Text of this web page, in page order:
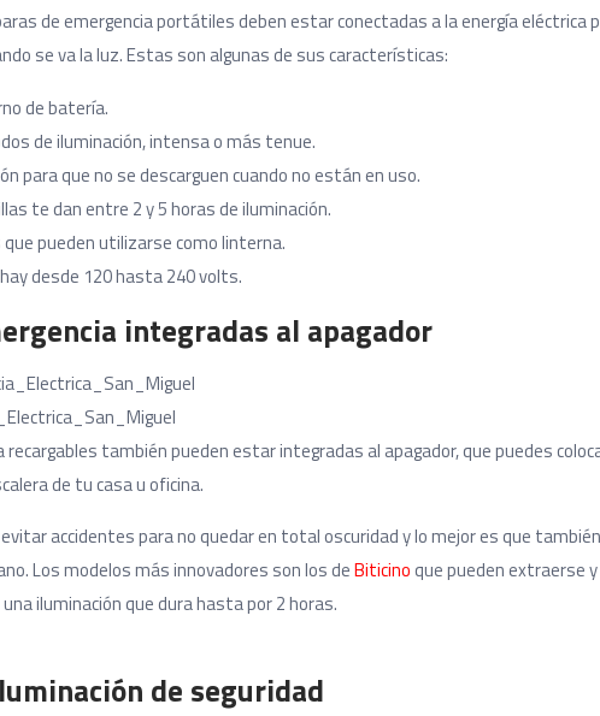
de emergencia portátiles deben estar conectadas a la energía eléctrica
se va la luz. Estas son algunas de sus características:
de batería.
de iluminación, intensa o más tenue.
para que no se descarguen cuando no están en uso.
te dan entre 2 y 5 horas de iluminación.
pueden utilizarse como linterna.
desde 120 hasta 240 volts.
integradas al apagador
también pueden estar integradas al apagador, que puedes
de tu casa u oficina.
accidentes para no quedar en total oscuridad y lo mejor es que también
Los modelos más innovadores son los deBiticinoque pueden extraerse y
iluminación que dura hasta por 2 horas.
de seguridad